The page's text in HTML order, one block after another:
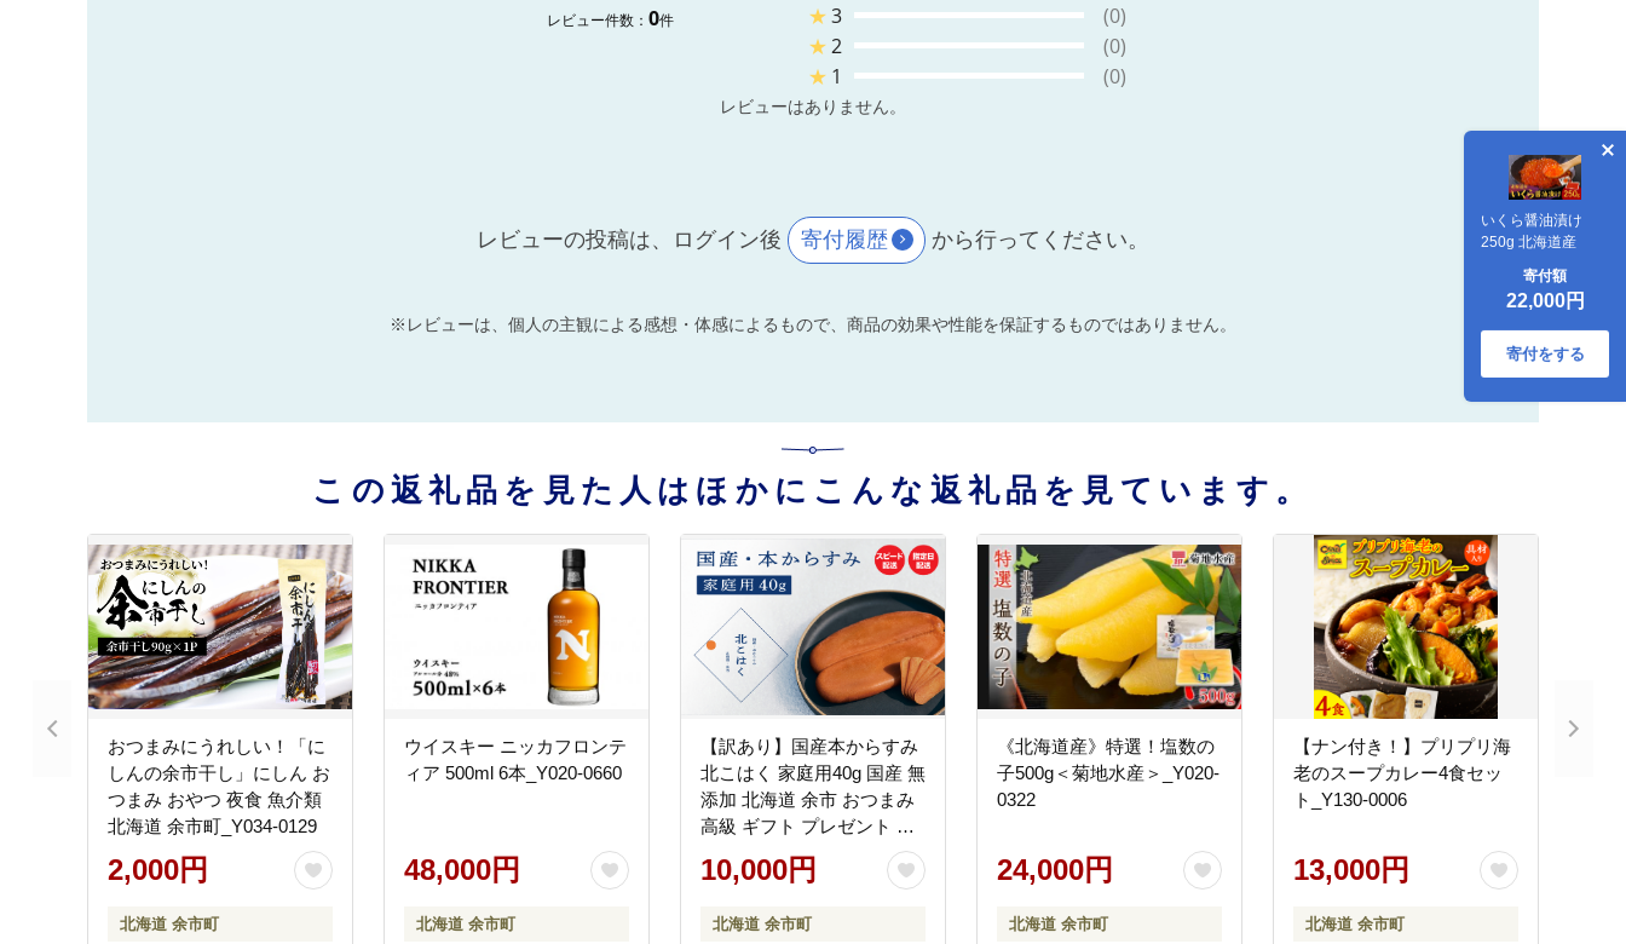
いくら醤油漬け
250g 北海道産
寄付額
22,000円
寄付をする
レビュー件数： 0件
★3
(0)
★2
(0)
★ 1 (0)
レビューはありません。
レビューの投稿は、ログイン後 寄付履歴 から行ってください。
※レビューは、個人の主観による感想・体感によるもので、商品の効果や性能を保証するものではありません。
この返礼品を見た人はほかにこんな返礼品を見ています。
おつまみにうれしい！「に
しんの余市干し」にしん お
つまみ おやつ 夜食 魚介類
北海道 余市町_Y034-0129
2,000円
北海道 余市町
ウイスキー ニッカフロンテ
ィア 500ml 6本_Y020-0660
48,000円
北海道 余市町
【訳あり】国産本からすみ
北こはく 家庭用40g 国産 無
添加 北海道 余市 おつまみ
高級 ギフト プレゼント カ
ラスミ 唐墨 ボッタルガ 魚
卵 肴 珍味 日本酒 ウイスキ
月 産地直送 お取り寄せ
10,000円
北海道 余市町
《北海道産》特選！塩数の
子500g＜菊地水産＞_Y020-
0322
24,000円
北海道 余市町
【ナン付き！】プリプリ海
老のスープカレー4食セッ
ト_Y130-0006
13,000円
北海道 余市町